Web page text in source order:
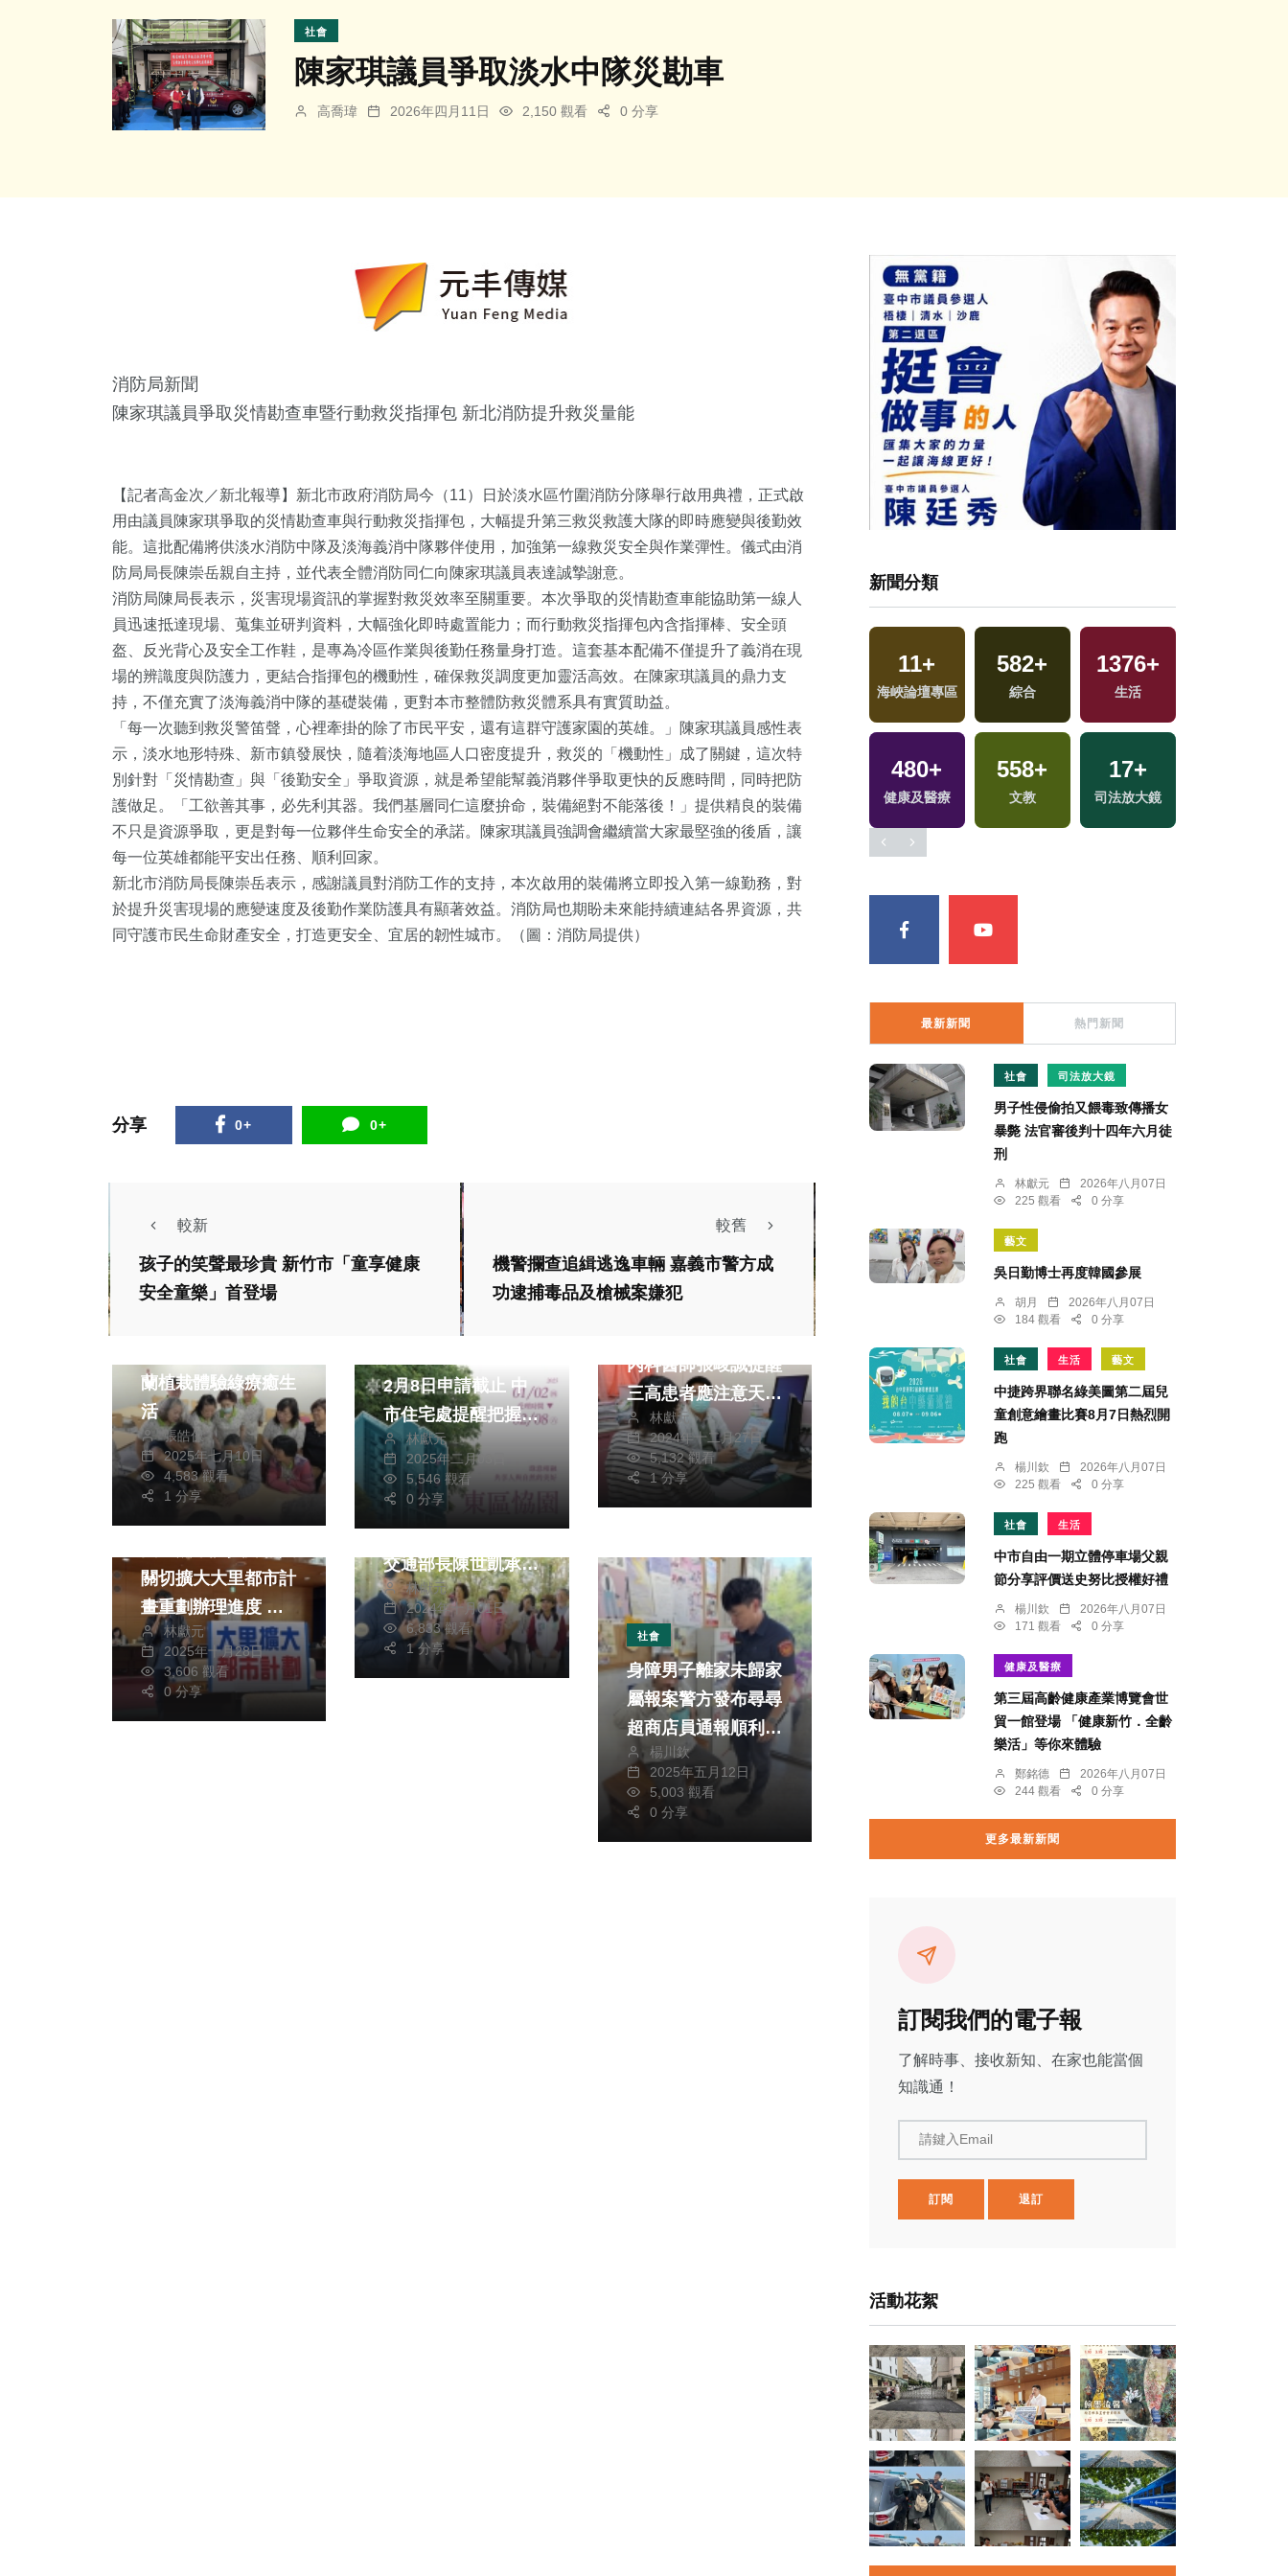
社會
陳家琪議員爭取淡水中隊災勘車
高喬瑋 2026年四月11日 2,150 觀看 0 分享
消防局新聞
陳家琪議員爭取災情勘查車暨行動救災指揮包 新北消防提升救災量能
【記者高金次／新北報導】新北市政府消防局今（11）日於淡水區竹圍消防分隊舉行啟用典禮，正式啟
用由議員陳家琪爭取的災情勘查車與行動救災指揮包，大幅提升第三救災救護大隊的即時應變與後勤效
能。這批配備將供淡水消防中隊及淡海義消中隊夥伴使用，加強第一線救災安全與作業彈性。儀式由消
防局局長陳崇岳親自主持，並代表全體消防同仁向陳家琪議員表達誠摯謝意。
消防局陳局長表示，災害現場資訊的掌握對救災效率至關重要。本次爭取的災情勘查車能協助第一線人
員迅速抵達現場、蒐集並研判資料，大幅強化即時處置能力；而行動救災指揮包內含指揮棒、安全頭
盔、反光背心及安全工作鞋，是專為冷區作業與後勤任務量身打造。這套基本配備不僅提升了義消在現
場的辨識度與防護力，更結合指揮包的機動性，確保救災調度更加靈活高效。在陳家琪議員的鼎力支
持，不僅充實了淡海義消中隊的基礎裝備，更對本市整體防救災體系具有實質助益。
「每一次聽到救災警笛聲，心裡牽掛的除了市民平安，還有這群守護家園的英雄。」陳家琪議員感性表
示，淡水地形特殊、新市鎮發展快，隨着淡海地區人口密度提升，救災的「機動性」成了關鍵，這次特
別針對「災情勘查」與「後勤安全」爭取資源，就是希望能幫義消夥伴爭取更快的反應時間，同時把防
護做足。「工欲善其事，必先利其器。我們基層同仁這麼拚命，裝備絕對不能落後！」提供精良的裝備
不只是資源爭取，更是對每一位夥伴生命安全的承諾。陳家琪議員強調會繼續當大家最堅強的後盾，讓
每一位英雄都能平安出任務、順利回家。
新北市消防局長陳崇岳表示，感謝議員對消防工作的支持，本次啟用的裝備將立即投入第一線勤務，對
於提升災害現場的應變速度及後勤作業防護具有顯著效益。消防局也期盼未來能持續連結各界資源，共
同守護市民生命財產安全，打造更安全、宜居的韌性城市。（圖：消防局提供）
分享 0+ 0+
較新
孩子的笑聲最珍貴 新竹市「童享健康
安全童樂」首登場
較舊
機警攔查追緝逃逸車輛 嘉義市警方成
功逮捕毒品及槍械案嫌犯
蘭植栽體驗綠療癒生
活
張皓傑
2025年七月10日
4,583 觀看
1 分享
生活
2月8日申請截止 中
市住宅處提醒把握最
後1週申請機會
林獻元
2025年二月03日
5,546 觀看
0 分享
健康及醫療
內科醫師張峻誠提醒
三高患者應注意天冷
增加中風的危險
林獻元
2024年十二月27日
5,132 觀看
1 分享
政治 生活
關切擴大大里都市計
畫重劃辦理進度 並
且要求捷運工程局加
速推動機場捷運(橘
線)
林獻元
2025年十月28日
3,606 觀看
0 分享
政治 旅遊
國民黨立委楊瓊瓔力
促舊山線復駛 新任
交通部長陳世凱承
諾：和委員一起現勘
林獻元
2024年十月01日
6,833 觀看
1 分享
社會
身障男子離家未歸家
屬報案警方發布尋尋
超商店員通報順利返
家 楊川欽
2025年五月12日
5,003 觀看
0 分享
新聞分類
+
2023金鐘獎
926+
政治
+
兩岸道教文化交
345+
旅遊
3+
兩岸佛教文化交
流專區
14+
評論
56+
影視
292+ 420
141+
運動
1+
福建林公信俗文
化專區
12
2024總統大選
11+
海峽論壇專區
582+
綜合
1376+
生活
480+
健康及醫療
558+
文教
17+
司法放大鏡
最新新聞 熱門新聞
社會 司法放大鏡
男子性侵偷拍又餵毒致傳播女
暴斃 法官審後判十四年六月徒
刑
林獻元
2026年八月07日
225 觀看
0 分享
藝文
吳日勤博士再度韓國參展
胡月
2026年八月07日
184 觀看
0 分享
社會 生活 藝文
中捷跨界聯名綠美圖第二屆兒
童創意繪畫比賽8月7日熱烈開
跑
楊川欽
2026年八月07日
225 觀看
0 分享
社會 生活
中市自由一期立體停車場父親
節分享評價送史努比授權好禮
楊川欽
2026年八月07日
171 觀看
0 分享
健康及醫療
第三屆高齡健康產業博覽會世
貿一館登場 「健康新竹．全齡
樂活」等你來體驗
鄭銘德
2026年八月07日
244 觀看
0 分享
更多最新新聞
訂閱我們的電子報
了解時事、接收新知、在家也能當個
知識通！
請鍵入Email
訂閱 退訂
活動花絮